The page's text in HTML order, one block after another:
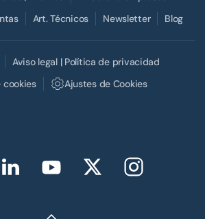
Art. Técnicos Newsletter Blog
Aviso legal | Política de privacidad
cookies
Ajustes de Cookies